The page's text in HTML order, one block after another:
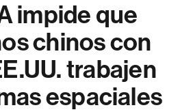
impide que
chinos con
trabajen
espaciales